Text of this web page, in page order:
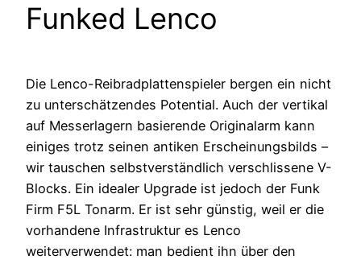
Funked Lenco
Die Lenco-Reibradplattenspieler bergen ein nicht
zu unterschätzendes Potential. Auch der vertikal
auf Messerlagern basierende Originalarm kann
einiges trotz seinen antiken Erscheinungsbilds –
wir tauschen selbstverständlich verschlissene V-
Blocks. Ein idealer Upgrade ist jedoch der Funk
Firm F5L Tonarm. Er ist sehr günstig, weil er die
vorhandene Infrastruktur es Lenco
weiterverwendet: man bedient ihn über den